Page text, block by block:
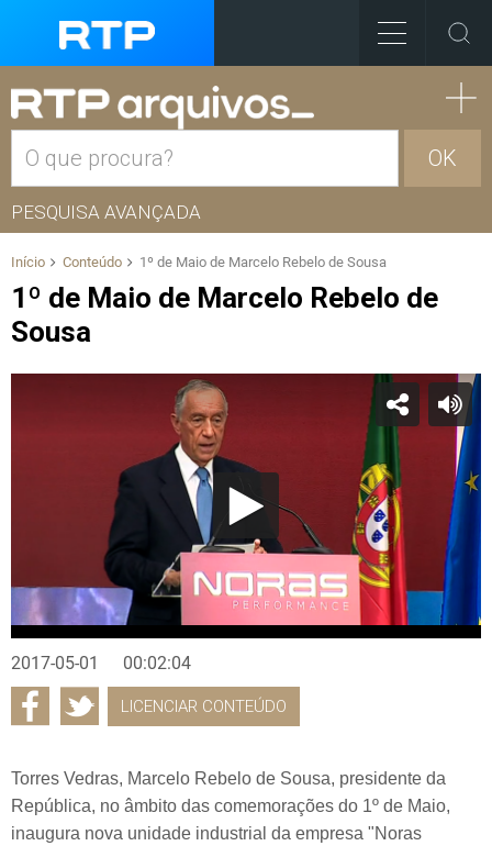
OK
PESQUISA AVANÇADA
Início Conteúdo 1º de Maio de Marcelo Rebelo de Sousa
1º de Maio de Marcelo Rebelo de
Sousa
2017-05-01 00:02:04
LICENCIAR CONTEÚDO
Torres Vedras, Marcelo Rebelo de Sousa, presidente da
República, no âmbito das comemorações do 1º de Maio,
inaugura nova unidade industrial da empresa "Noras